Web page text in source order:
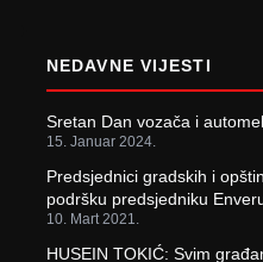
NEDAVNE VIJESTI
Sretan Dan vozača i
15. Januar 2024.
Predsjednici gradskih i
podršku predsjedniku
10. Mart 2021.
HUSEIN TOKIĆ: Svim